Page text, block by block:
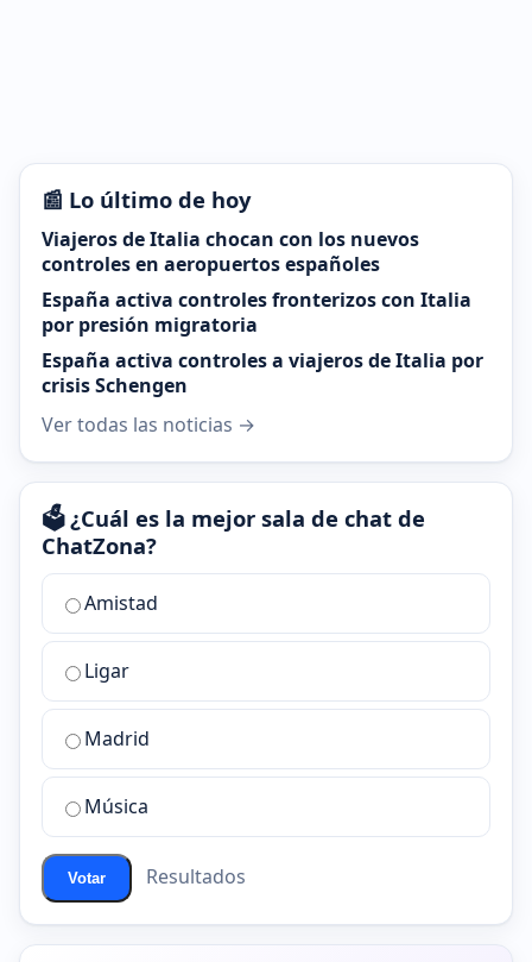
📰 Lo último de hoy
Viajeros de Italia chocan con los nuevos
controles en aeropuertos españoles
España activa controles fronterizos con Italia
por presión migratoria
España activa controles a viajeros de Italia por
crisis Schengen
Ver todas las noticias →
🗳️ ¿Cuál es la mejor sala de chat de
ChatZona?
¿Cuál
la
mejor
sala
chat
ChatZona?
Amistad
Ligar
Madrid
Música
Votar Resultados